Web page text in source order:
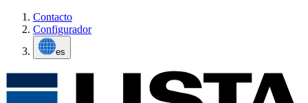
Contacto
Configurador
es